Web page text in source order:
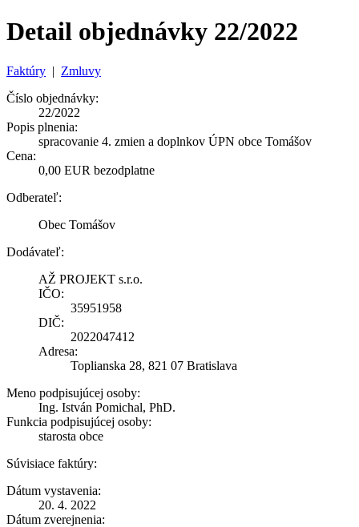
Detail objednávky 22/2022
Faktúry | Zmluvy
Číslo objednávky:
22/2022
Popis plnenia:
spracovanie 4. zmien a doplnkov ÚPN obce Tomášov
Cena:
0,00 EUR bezodplatne
Odberateľ:
Obec Tomášov
Dodávateľ:
AŽ PROJEKT s.r.o.
IČO:
35951958
DIČ:
2022047412
Adresa:
Toplianska 28, 821 07 Bratislava
Meno podpisujúcej osoby:
Ing. István Pomichal, PhD.
Funkcia podpisujúcej osoby:
starosta obce
Súvisiace faktúry:
Dátum vystavenia:
20. 4. 2022
Dátum zverejnenia: